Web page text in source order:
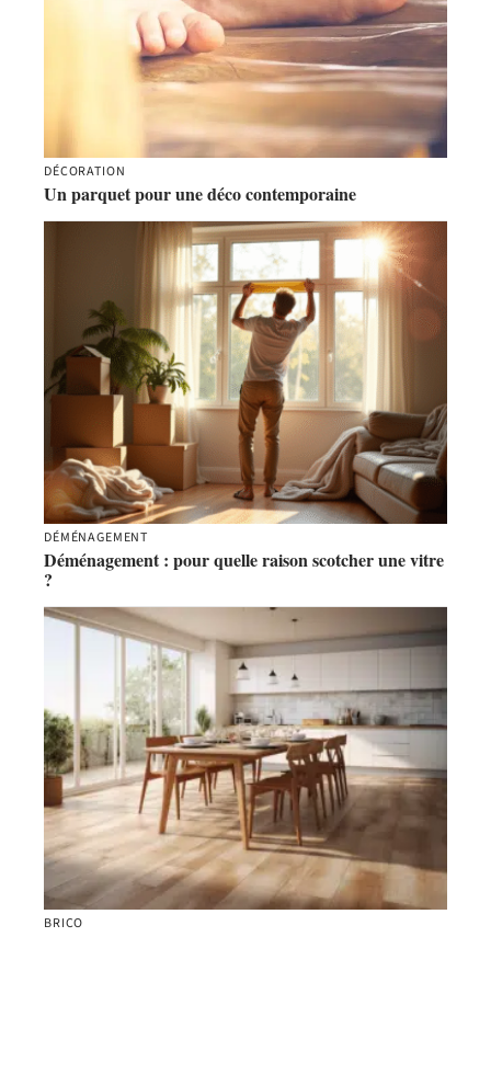
DÉCORATION
Un parquet pour une déco contemporaine
DÉMÉNAGEMENT
Déménagement : pour quelle raison scotcher une vitre
?
BRICO